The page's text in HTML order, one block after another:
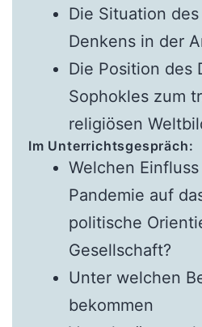
Die Situation
Denkens in der
Die Position des
Sophokles zum
religiösen
Im Unterrichtsgespräch:
Welchen
Pandemie auf
politische
Gesellschaft?
Unter welchen
bekommen